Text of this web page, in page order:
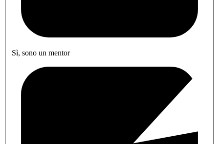
Sì, sono un mentor